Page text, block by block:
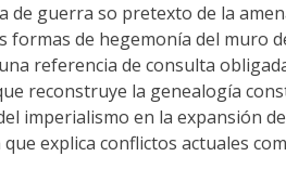
de guerra so pretexto de la
de hegemonía del muro
referencia de consulta
reconstruye la genealogía
imperialismo en la expansión
explica conflictos actuales